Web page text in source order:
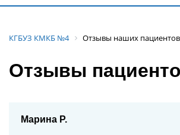
КГБУЗ КМКБ №4 Отзывы наших пациентов
Отзывы
Марина Р.